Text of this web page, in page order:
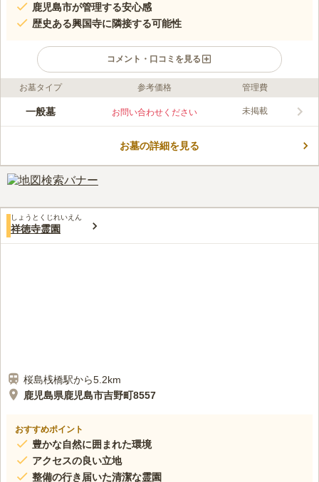
鹿児島市が管理する安心感
歴史ある興国寺に隣接する可能性
コメント・口コミを見る
口コミ評価
この霊園はまだ誰からも評価されていません。
お墓タイプ 参考価格 管理費
一般墓 お問い合わせください 未掲載
お墓の詳細を見る
しょうとくじれいえん
祥徳寺霊園
桜島桟橋駅から5.2km
鹿児島県鹿児島市吉野町8557
おすすめポイント
豊かな自然に囲まれた環境
アクセスの良い立地
整備の行き届いた清潔な霊園